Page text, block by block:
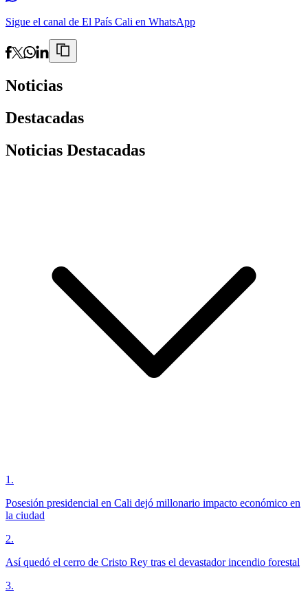
Sigue el canal de El País Cali en WhatsApp
Noticias
Destacadas
Noticias Destacadas
1 .
Posesión presidencial en Cali dejó millonario impacto económico en
la ciudad
2.
Así quedó el cerro de Cristo Rey tras el devastador incendio forestal
3.